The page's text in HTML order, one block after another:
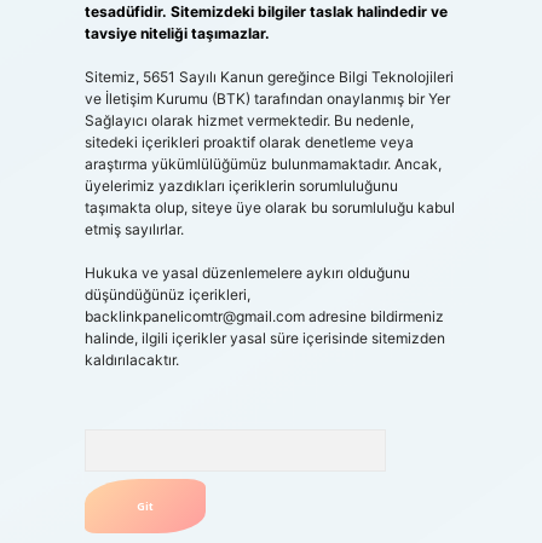
tesadüfidir. Sitemizdeki bilgiler taslak halindedir ve
tavsiye niteliği taşımazlar.
Sitemiz, 5651 Sayılı Kanun gereğince Bilgi Teknolojileri
ve İletişim Kurumu (BTK) tarafından onaylanmış bir Yer
Sağlayıcı olarak hizmet vermektedir. Bu nedenle,
sitedeki içerikleri proaktif olarak denetleme veya
araştırma yükümlülüğümüz bulunmamaktadır. Ancak,
üyelerimiz yazdıkları içeriklerin sorumluluğunu
taşımakta olup, siteye üye olarak bu sorumluluğu kabul
etmiş sayılırlar.
Hukuka ve yasal düzenlemelere aykırı olduğunu
düşündüğünüz içerikleri,
backlinkpanelicomtr@gmail.comadresine bildirmeniz
halinde, ilgili içerikler yasal süre içerisinde sitemizden
kaldırılacaktır.